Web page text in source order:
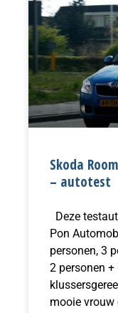
Skoda
– autotest
Deze
Pon
personen, 3
2 personen
mooie vrouw